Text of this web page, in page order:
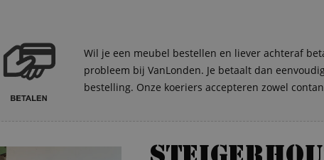
Wil je een meubel bestellen en liever achteraf
probleem bij VanLonden. Je betaalt dan
bestelling. Onze koeriers accepteren zowel